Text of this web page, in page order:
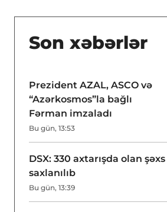
Son xəbərlər
Prezident AZAL, ASCO və
“Azərkosmos”la bağlı
Fərman imzaladı
Bu gün, 13:53
DSX: 330 axtarışda olan şəxs
saxlanılıb
Bu gün, 13:39